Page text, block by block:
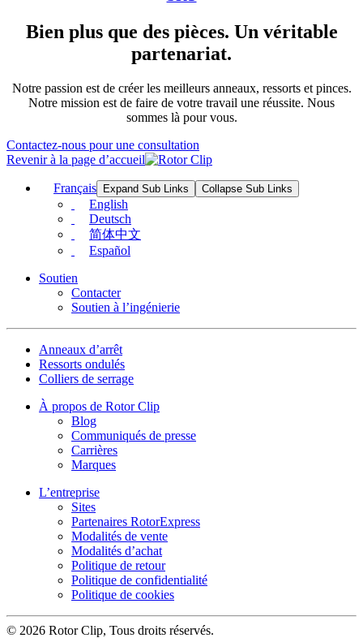
Bien plus que des pièces. Un véritable
partenariat.
Notre passion est de créer les meilleurs anneaux, ressorts et pinces.
Notre mission est de faire de votre travail une réussite. Nous
sommes là pour vous.
Contactez-nous pour une consultation
Revenir à la page d’accueil
Français Expand Sub Links Collapse Sub Links
English
Deutsch
简体中文
Español
Soutien
Contacter
Soutien à l’ingénierie
Anneaux d’arrêt
Ressorts ondulés
Colliers de serrage
À propos de Rotor Clip
Blog
Communiqués de presse
Carrières
Marques
L’entreprise
Sites
Partenaires RotorExpress
Modalités de vente
Modalités d’achat
Politique de retour
Politique de confidentialité
Politique de cookies
© 2026 Rotor Clip, Tous droits réservés.